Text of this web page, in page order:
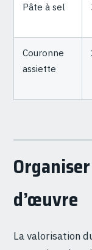
Pâte à sel
Couronne
assiette
d’œuvre
La valorisation